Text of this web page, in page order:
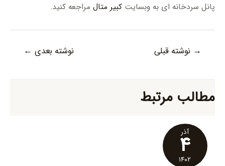
پانل سردخانه ای به وبسایت کبیر متال مراجعه کنید.
راهبری→ نوشته قبلی نوشته بعدی ←
مطالب مرتبط
آذر
۴
۱۴۰۲